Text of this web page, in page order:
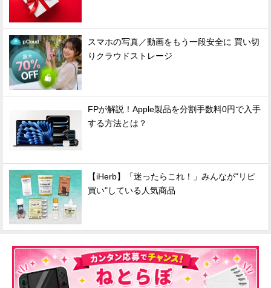
スマホの写真／動画をもう一段安全に 買い切
りクラウドストレージ
FPが解説！Apple製品を分割手数料0円で入手
する方法とは？
【iHerb】「迷ったらこれ！」みんなが"リピ
買い"している人気商品